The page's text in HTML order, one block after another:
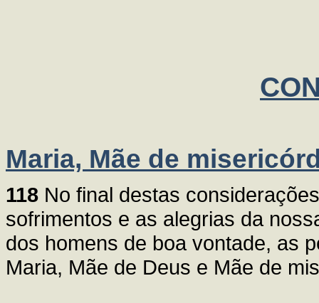
Maria, Mãe de
118 No final destas
sofrimentos e as alegrias da
dos homens de boa vontade, as
Maria, Mãe de Deus e Mãe de